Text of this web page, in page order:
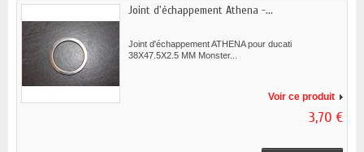
Joint d'échappement Athena -...
Joint d'échappement ATHENA pour ducati
38X47.5X2.5 MM Monster...
Voir ce produit
3,70 €